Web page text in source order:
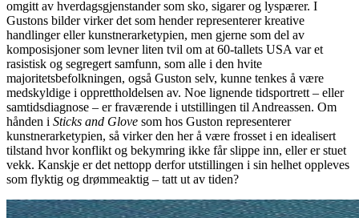
omgitt av hverdagsgjenstander som sko, sigarer og lyspærer. I
Gustons bilder virker det som hender representerer kreative
handlinger eller kunstnerarketypien, men gjerne som del av
komposisjoner som levner liten tvil om at 60-tallets USA var et
rasistisk og segregert samfunn, som alle i den hvite
majoritetsbefolkningen, også Guston selv, kunne tenkes å være
medskyldige i opprettholdelsen av. Noe lignende tidsportrett – eller
samtidsdiagnose – er fraværende i utstillingen til Andreassen. Om
hånden i Sticks and Glove som hos Guston representerer
kunstnerarketypien, så virker den her å være frosset i en idealisert
tilstand hvor konflikt og bekymring ikke får slippe inn, eller er stuet
vekk. Kanskje er det nettopp derfor utstillingen i sin helhet oppleves
som flyktig og drømmeaktig ­– tatt ut av tiden?